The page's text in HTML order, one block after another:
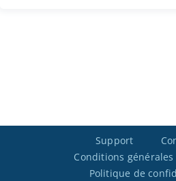
Support
Conditions générales
Politique de